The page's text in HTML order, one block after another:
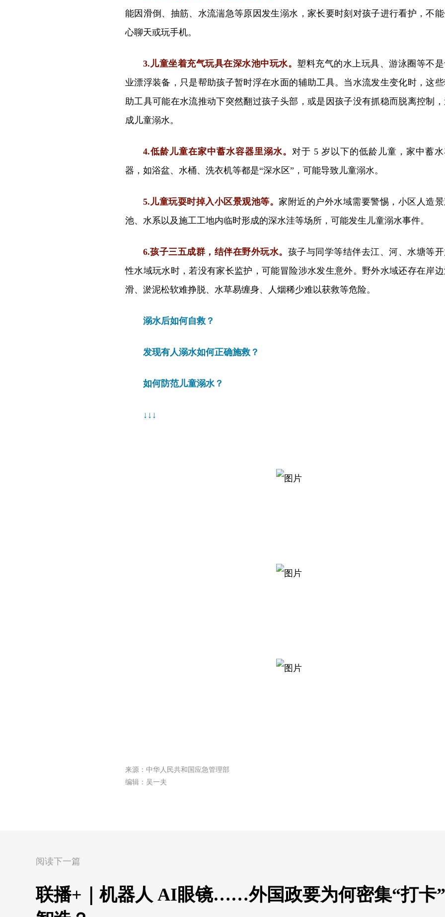
能因滑倒、抽筋、水流湍急等原因发生溺水，家长要时刻对孩子进行看护，不
心聊天或玩手机。
3.儿童坐着充气玩具在深水池中玩水。 塑料充气的水上玩具、游泳圈等不
业漂浮装备，只是帮助孩子暂时浮在水面的辅助工具。当水流发生变化时，这
助工具可能在水流推动下突然翻过孩子头部，或是因孩子没有抓稳而脱离控制
成儿童溺水。
4.低龄儿童在家中蓄水容器里溺水。 对于 5 岁以下的低龄儿童，家中蓄
器，如浴盆、水桶、洗衣机等都是“深水区”，可能导致儿童溺水。
5.儿童玩耍时掉入小区景观池等。 家附近的户外水域需要警惕，小区人造
池、水系以及施工工地内临时形成的深水洼等场所，可能发生儿童溺水事件。
6.孩子三五成群，结伴在野外玩水。 孩子与同学等结伴去江、河、水塘等
性水域玩水时，若没有家长监护，可能冒险涉水发生意外。野外水域还存在岸
滑、淤泥松软难挣脱、水草易缠身、人烟稀少难以获救等危险。
溺水后如何自救？
发现有人溺水如何正确施救？
如何防范儿童溺水？
↓ ↓ ↓
来源：中华人民共和国应急管理部
编辑：吴一夫
阅读下一篇
联播+｜机器人 AI眼镜……外国政要为何密集“打卡